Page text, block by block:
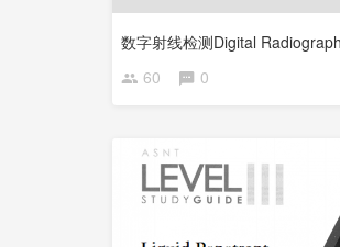
60
0